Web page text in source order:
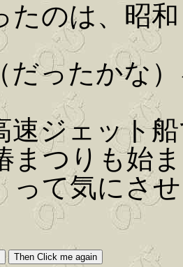
たのは、昭
だったかな
速ジェット
まつりも始
って気にさ